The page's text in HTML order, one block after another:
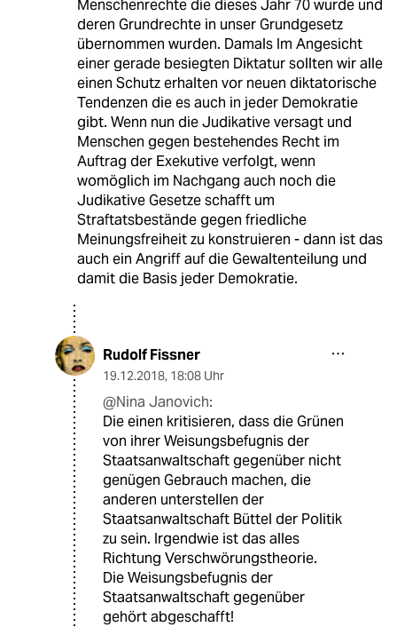
Menschenrechte die dieses Jahr 70 wurde und
deren Grundrechte in unser Grundgesetz
übernommen wurden. Damals Im Angesicht
einer gerade besiegten Diktatur sollten wir alle
einen Schutz erhalten vor neuen diktatorische
Tendenzen die es auch in jeder Demokratie
gibt. Wenn nun die Judikative versagt und
Menschen gegen bestehendes Recht im
Auftrag der Exekutive verfolgt, wenn
womöglich im Nachgang auch noch die
Judikative Gesetze schafft um
Straftatsbestände gegen friedliche
Meinungsfreiheit zu konstruieren - dann ist das
auch ein Angriff auf die Gewaltenteilung und
damit die Basis jeder Demokratie.
Rudolf Fissner
19.12.2018, 18:08 Uhr
@Nina Janovich:
Die einen kritisieren, dass die Grünen
von ihrer Weisungsbefugnis der
Staatsanwaltschaft gegenüber nicht
genügen Gebrauch machen, die
anderen unterstellen der
Staatsanwaltschaft Büttel der Politik
zu sein. Irgendwie ist das alles
Richtung Verschwörungstheorie.
Die Weisungsbefugnis der
Staatsanwaltschaft gegenüber
gehört abgeschafft!